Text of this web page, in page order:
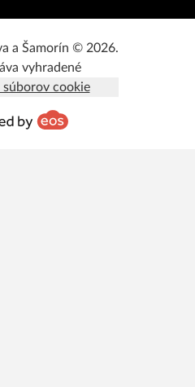
a Šamorín © 2026.
vyhradené
súborov cookie